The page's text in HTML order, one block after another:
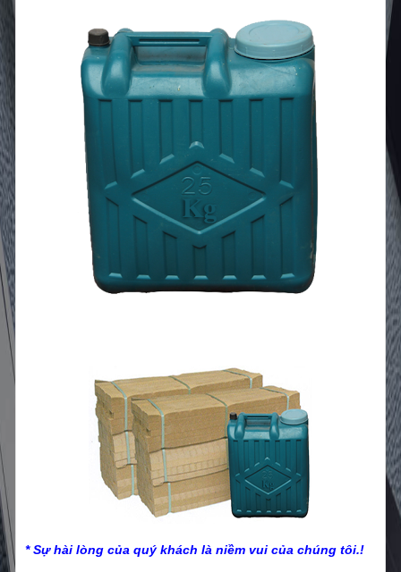
* Sự hài lòng của quý khách là niềm vui của chúng tôi.!